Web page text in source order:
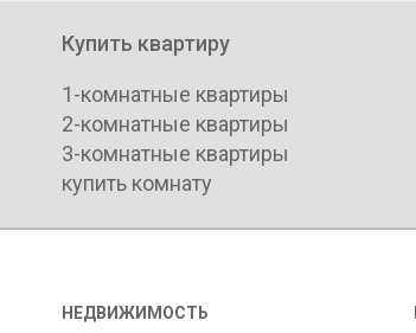
Купить квартиру
1-комнатные квартиры
2-комнатные квартиры
3-комнатные квартиры
купить комнату
НЕДВИЖИМОСТЬ